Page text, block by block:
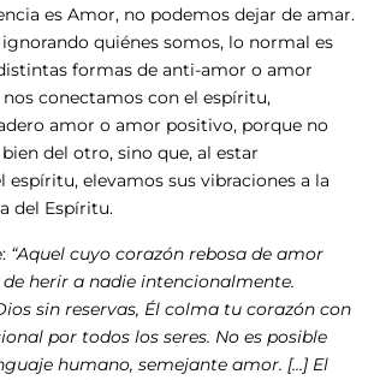
es Amor, no podemos dejar de amar.
quiénes somos, lo normal es
formas de anti-amor o amor
conectamos con el espíritu,
amor o amor positivo, porque no
del otro, sino que, al estar
espíritu, elevamos sus vibraciones a la
del Espíritu.
“Aquel cuyo corazón rebosa de amor
herir a nadie intencionalmente.
sin reservas, Él colma tu corazón con
por todos los seres. No es posible
humano, semejante amor. […] El